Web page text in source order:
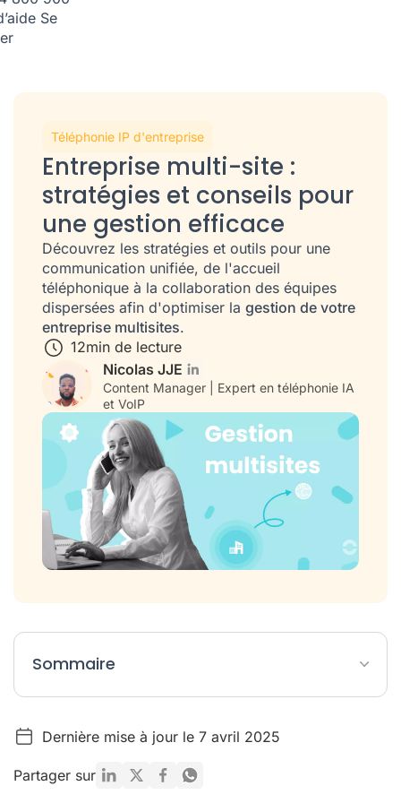
Se
Téléphonie IP d'entreprise
Entreprise multi-site :
stratégies et conseils pour
une gestion efficace
Découvrez les stratégies et outils pour une
communication unifiée, de l'accueil
téléphonique à la collaboration des équipes
dispersées afin d'optimiser la gestion de votre
entreprise multisites.
12min de lecture
Nicolas JJE
Content Manager | Expert en téléphonie IA
et VoIP
Sommaire
Comment gérer des équipes dispersées lorsqu'on est en
Dernière mise à jour le 7 avril 2025
Partager sur